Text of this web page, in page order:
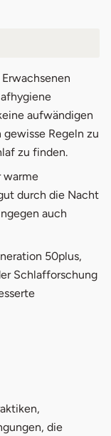
aufwändigen
Regeln zu
zu finden.
warme
durch die Nacht
auch
50plus,
Schlafforschung
die